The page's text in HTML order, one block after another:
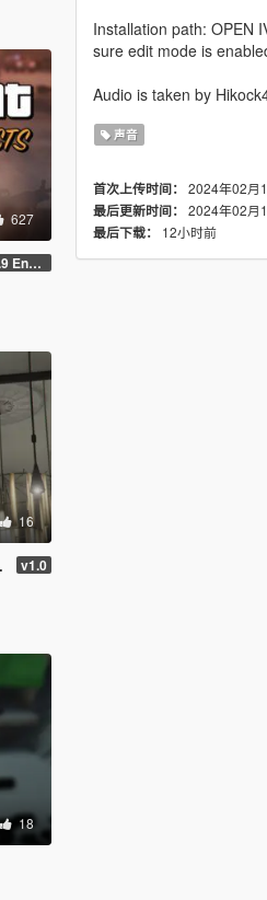
627
1.9 Enchanced
16
v1.0
18
Installation path: OPEN
sure edit mode is
Audio is taken by
声音
首次上传时间： 2024年02月
最后更新时间： 2024年02月
最后下载：
12小时前